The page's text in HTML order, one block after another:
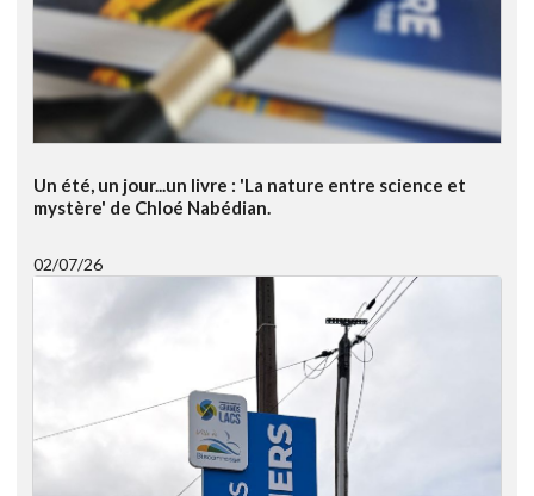
Un été, un jour...un livre : 'La nature entre science et
mystère' de Chloé Nabédian.
02/07/26